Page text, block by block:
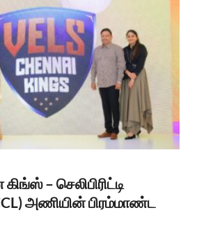
– செலிபிரிட்டி
அணியின் பிரம்மாண்ட